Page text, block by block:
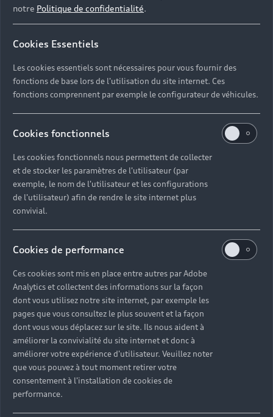
questions
Découvrez les réponses à vos diverses questions
immédiatement disponibles avec Audi.
Découvrez toutes les catégories d’Audi d’occasion
Découvrez les déclinaisons sportives S et RS
Trouvez votre Partenaire Audi près de chez vous
Trouvez votre Audi d’occasion par modèle et par
ville
notre Politique de confidentialité.
Cookies Essentiels
Les cookies essentiels sont nécessaires pour vous fournir des
fonctions de base lors de l'utilisation du site internet. Ces
fonctions comprennent par exemple le configurateur de véhicules.
Cookies fonctionnels
Les cookies fonctionnels nous permettent de collecter
et de stocker les paramètres de l'utilisateur (par
exemple, le nom de l'utilisateur et les configurations
de l'utilisateur) afin de rendre le site internet plus
convivial.
Cookies de performance
Ces cookies sont mis en place entre autres par Adobe
Analytics et collectent des informations sur la façon
dont vous utilisez notre site internet, par exemple les
pages que vous consultez le plus souvent et la façon
dont vous vous déplacez sur le site. Ils nous aident à
améliorer la convivialité du site internet et donc à
améliorer votre expérience d'utilisateur. Veuillez noter
que vous pouvez à tout moment retirer votre
consentement à l'installation de cookies de
performance.